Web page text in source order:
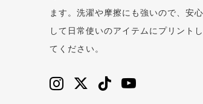
ます。洗濯や摩擦にも強いので、安心
して日常使いのアイテムにプリントし
てください。